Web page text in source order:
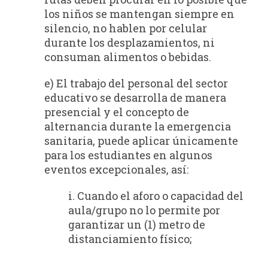
los niños se mantengan siempre en
silencio, no hablen por celular
durante los desplazamientos, ni
consuman alimentos o bebidas.
e) El trabajo del personal del sector
educativo se desarrolla de manera
presencial y el concepto de
alternancia durante la emergencia
sanitaria, puede aplicar únicamente
para los estudiantes en algunos
eventos excepcionales, así:
i. Cuando el aforo o capacidad del
aula/grupo no lo permite por
garantizar un (1) metro de
distanciamiento físico;